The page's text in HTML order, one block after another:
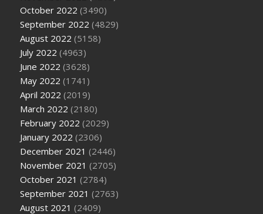
October 2022 (3490)
September 2022 (4829)
August 2022 (5158)
July 2022 (4963)
June 2022 (3628)
May 2022 (1741)
April 2022 (2019)
March 2022 (2180)
February 2022 (2029)
January 2022 (2306)
December 2021 (2446)
November 2021 (2705)
October 2021 (2784)
September 2021 (2763)
August 2021 (2409)